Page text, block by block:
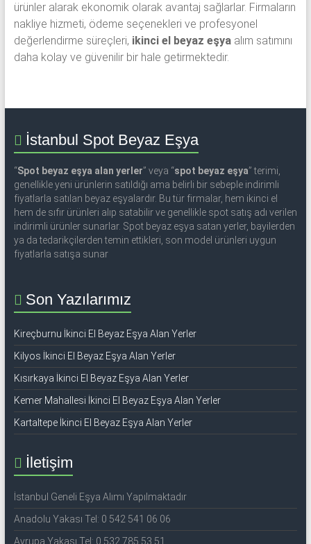
ürünler alarak ekonomik olarak avantaj sağlarlar. Firmaların
nakliye hizmeti, ödeme seçenekleri ve profesyonel
değerlendirme süreçleri, ikinci el beyaz eşyaalım satımını
daha kolay ve güvenilir bir hale getirmektedir.
İstanbul Spot Beyaz Eşya
“Spot beyaz eşya alan yerler” veya “spot beyaz eşya” terimi,
genellikle yeni ürünlerin satıldığı ama belirli bir sebeple indirimli
fiyatlarla satılan beyaz eşyalardır. Bu tür firmalar, hem ikinci el
hem de sıfır ürünleri alıp satabilir ve genellikle spot satış adı verilen
indirimli ürünler sunarlar. Spot beyaz eşya satan yerler, bayilerden
ya da tedarikçilerden temin ettikleri, son model ürünleri uygun
fiyatlarla satışa sunar
Son Yazılarımız
Kireçburnu İkinci El Beyaz Eşya Alan Yerler
Kilyos İkinci El Beyaz Eşya Alan Yerler
Kısırkaya İkinci El Beyaz Eşya Alan Yerler
Kemer Mahallesi İkinci El Beyaz Eşya Alan Yerler
Kartaltepe İkinci El Beyaz Eşya Alan Yerler
İletişim
İstanbul Geneli Eşya Alımı Yapılmaktadır
Anadolu Yakası Tel: 0 542 541 06 06
Avrupa Yakası Tel: 0 532 785 53 51